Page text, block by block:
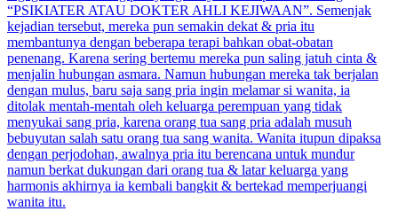
“PSIKIATER ATAU DOKTER AHLI KEJIWAAN”. Semenjak
kejadian tersebut, mereka pun semakin dekat & pria itu
membantunya dengan beberapa terapi bahkan obat-obatan
penenang. Karena sering bertemu mereka pun saling jatuh cinta &
menjalin hubungan asmara. Namun hubungan mereka tak berjalan
dengan mulus, baru saja sang pria ingin melamar si wanita, ia
ditolak mentah-mentah oleh keluarga perempuan yang tidak
menyukai sang pria, karena orang tua sang pria adalah musuh
bebuyutan salah satu orang tua sang wanita. Wanita itupun dipaksa
dengan perjodohan, awalnya pria itu berencana untuk mundur
namun berkat dukungan dari orang tua & latar keluarga yang
harmonis akhirnya ia kembali bangkit & bertekad memperjuangi
wanita itu.